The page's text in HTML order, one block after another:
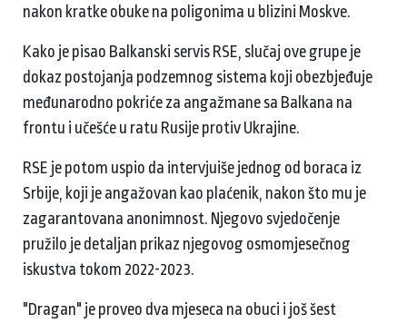
nakon kratke obuke na poligonima u blizini Moskve.
Kako je pisao Balkanski servis RSE, slučaj ove grupe je
dokaz postojanja podzemnog sistema koji obezbjeđuje
međunarodno pokriće za angažmane sa Balkana na
frontu i učešće u ratu Rusije protiv Ukrajine.
RSE je potom uspio da intervjuiše jednog od boraca iz
Srbije, koji je angažovan kao plaćenik, nakon što mu je
zagarantovana anonimnost. Njegovo svjedočenje
pružilo je detaljan prikaz njegovog osmomjesečnog
iskustva tokom 2022-2023.
"Dragan" je proveo dva mjeseca na obuci i još šest